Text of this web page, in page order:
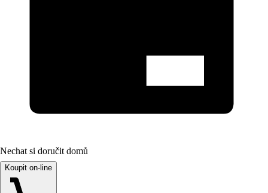
Nechat si doručit domů
Koupit on-line